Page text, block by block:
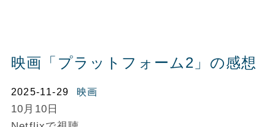
映画「プラットフォーム2」の感想
2025-11-29 映画
10月10日